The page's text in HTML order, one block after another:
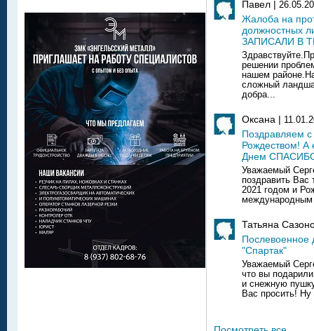
Павел |
Жалоба на
должностных
ЗАПИСАЛИ В
решении
нашем
сложный
добра...
Оксана |
Поздравляем
Рождеством!
Днем
Уважаемый
поздравить Вас
2021 годом и
Татьяна
Послевоенное
"Спартак"
Уважаемый
что вы
и снежную
Вас просить! Ну